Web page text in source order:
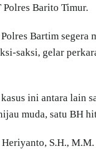
Polres Barito Timur.
Bartim segera
saksi, gelar
ini antara lain
muda, satu BH
S.H.,